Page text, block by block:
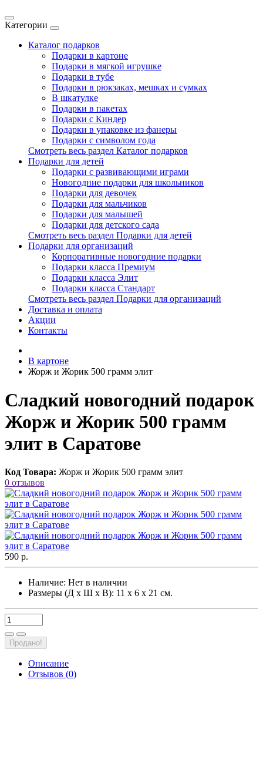
Категории
Каталог подарков
Подарки в картоне
Подарки в мягкой игрушке
Подарки в тубе
Подарки в рюкзаках, мешках и сумках
В шкатулке
Подарки в пакетах
Подарки с Киндер
Подарки в упаковке из фанеры
Подарки с символом года
Смотреть весь раздел Каталог подарков
Подарки для детей
Подарки с развивающими играми
Новогодние подарки для школьников
Подарки для девочек
Подарки для мальчиков
Подарки для малышей
Подарки для детского сада
Смотреть весь раздел Подарки для детей
Подарки для организаций
Корпоративные новогодние подарки
Подарки класса Премиум
Подарки класса Элит
Подарки класса Стандарт
Смотреть весь раздел Подарки для организаций
Доставка и оплата
Акции
Контакты
В картоне
Жорж и Жорик 500 грамм элит
Сладкий новогодний подарок
Жорж и Жорик 500 грамм
элит в Саратове
Код Товара: Жорж и Жорик 500 грамм элит
0 отзывов
590 р.
Наличие: Нет в наличии
Размеры (Д х Ш х В): 11 х 6 х 21 см.
Продано!
Описание
Отзывов (0)